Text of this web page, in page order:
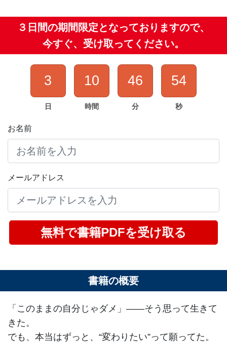
３日間の期間限定となっておりますので、
今すぐ、受け取ってください。
3
日
10
時間
46
分
53
秒
お名前
メールアドレス
無料で書籍PDFを受け取る
書籍の概要
「このままの自分じゃダメ」――そう思って生きて
きた。
でも、本当はずっと、“変わりたい”って願ってた。